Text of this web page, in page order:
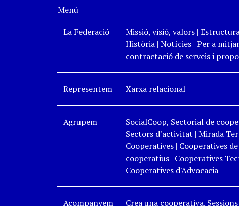
Menú
La Federació
Missió, visió, valors|
Història| Notícies | Per a
contractació de serveis i
Representem Xarxa relacional|
Agrupem SocialCoop, Sectorial de
Sectors d'activitat | Mirada
Cooperatives| Cooperatives
cooperatius| Cooperatives
Cooperatives d'Advocacia|
Acompanyem Crea una cooperativa.